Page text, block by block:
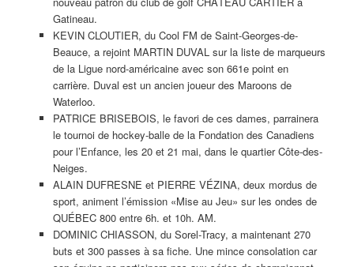
Gatineau.
KEVIN CLOUTIER, du Cool FM de Saint-Georges-de-
Beauce, a rejoint MARTIN DUVAL sur la liste de marqueurs
de la Ligue nord-américaine avec son 661e point en
carrière. Duval est un ancien joueur des Maroons de
Waterloo.
PATRICE BRISEBOIS, le favori de ces dames, parrainera
le tournoi de hockey-balle de la Fondation des Canadiens
pour l’Enfance, les 20 et 21 mai, dans le quartier Côte-des-
Neiges.
ALAIN DUFRESNE et PIERRE VÉZINA, deux mordus de
sport, animent l’émission «Mise au Jeu» sur les ondes de
QUÉBEC 800 entre 6h. et 10h. AM.
DOMINIC CHIASSON, du Sorel-Tracy, a maintenant 270
buts et 300 passes à sa fiche. Une mince consolation car